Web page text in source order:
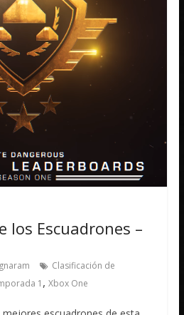
los Escuadrones –
Clasificación de
1 ,Xbox One